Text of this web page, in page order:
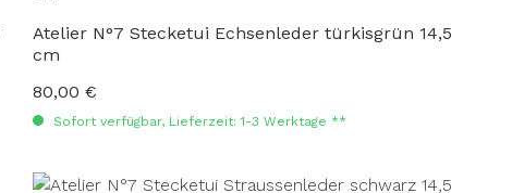
Atelier N°7 Stecketui Echsenleder türkisgrün 14,5
cm
Regulärer Preis:
80,00 €
Sofort verfügbar, Lieferzeit: 1-3 Werktage **